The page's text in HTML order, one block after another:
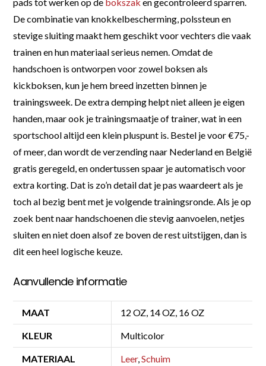
De combinatie van knokkelbescherming, polssteun en
stevige sluiting maakt hem geschikt voor vechters die vaak
trainen en hun materiaal serieus nemen. Omdat de
handschoen is ontworpen voor zowel boksen als
kickboksen, kun je hem breed inzetten binnen je
trainingsweek. De extra demping helpt niet alleen je eigen
handen, maar ook je trainingsmaatje of trainer, wat in een
sportschool altijd een klein pluspunt is. Bestel je voor €75,-
of meer, dan wordt de verzending naar Nederland en België
gratis geregeld, en ondertussen spaar je automatisch voor
extra korting. Dat is zo’n detail dat je pas waardeert als je
toch al bezig bent met je volgende trainingsronde. Als je op
zoek bent naar handschoenen die stevig aanvoelen, netjes
sluiten en niet doen alsof ze boven de rest uitstijgen, dan is
dit een heel logische keuze.
Aanvullende informatie
MAAT 12 OZ, 14 OZ, 16 OZ
KLEUR Multicolor
MATERIAAL Leer,Schuim